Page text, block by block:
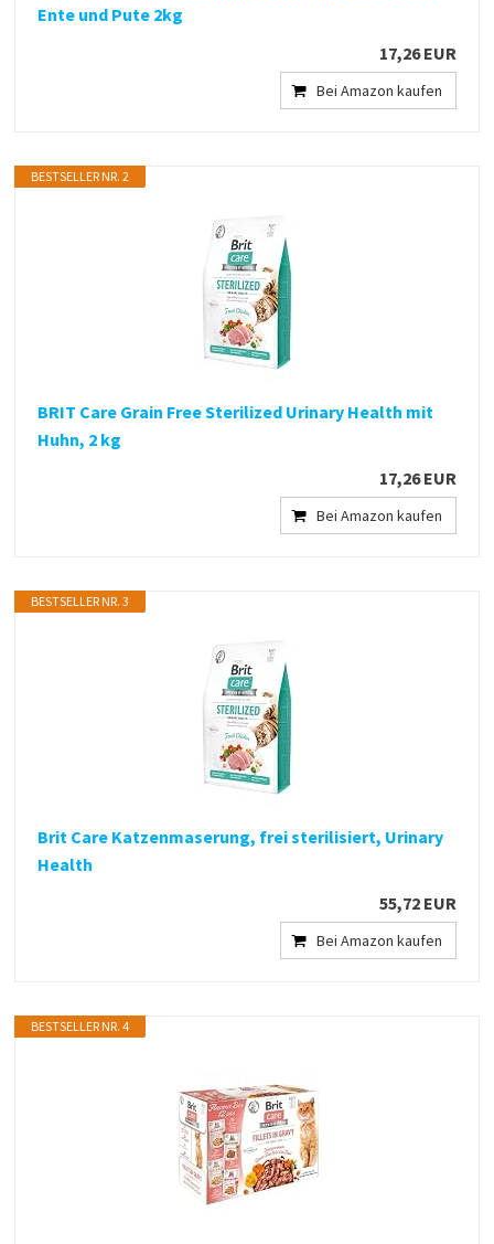
Ente und Pute 2kg
17,26 EUR
Bei Amazon kaufen
BESTSELLER NR. 2
BRIT Care Grain Free Sterilized Urinary Health mit
Huhn, 2 kg
17,26 EUR
Bei Amazon kaufen
BESTSELLER NR. 3
Brit Care Katzenmaserung, frei sterilisiert, Urinary
Health
55,72 EUR
Bei Amazon kaufen
BESTSELLER NR. 4